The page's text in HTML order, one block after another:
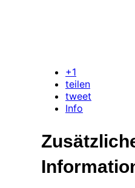
+1
teilen
tweet
Info